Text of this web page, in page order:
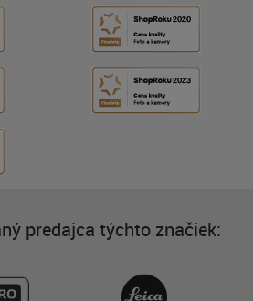
predajca týchto značiek: